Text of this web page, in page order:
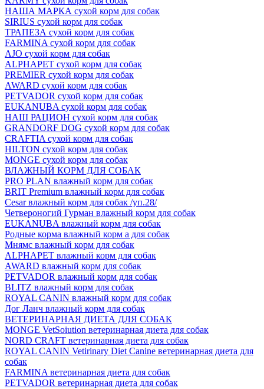
НАША МАРКА сухой корм для собак
SIRIUS сухой корм для собак
ТРАПЕЗА сухой корм для собак
FARMINA сухой корм для собак
AJO сухой корм для собак
ALPHAPET сухой корм для собак
PREMIER сухой корм для собак
AWARD сухой корм для собак
PETVADOR сухой корм для собак
EUKANUBA сухой корм для собак
НАШ РАЦИОН сухой корм для собак
GRANDORF DOG сухой корм для собак
CRAFTIA сухой корм для собак
HILTON сухой корм для собак
MONGE сухой корм для собак
ВЛАЖНЫЙ КОРМ ДЛЯ СОБАК
PRO PLAN влажный корм для собак
BRIT Premium влажный корм для собак
Cesar влажный корм для собак /уп.28/
Четвероногий Гурман влажный корм для собак
EUKANUBA влажный корм для собак
Родные корма влажный корм а для собак
Мнямс влажный корм для собак
ALPHAPET влажный корм для собак
AWARD влажный корм для собак
PETVADOR влажный корм для собак
BLITZ влажный корм для собак
ROYAL CANIN влажный корм для собак
Дог Ланч влажный корм для собак
ВЕТЕРИНАРНАЯ ДИЕТА ДЛЯ СОБАК
MONGE VetSoiution ветеринарная диета для собак
NORD CRAFT ветеринарная диета для собак
ROYAL CANIN Vetirinary Diet Canine ветеринарная диета для
собак
FARMINA ветеринарная диета для собак
PETVADOR ветеринарная диета для собак